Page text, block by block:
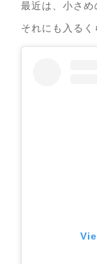
最近は、小さめ
それにも入るく